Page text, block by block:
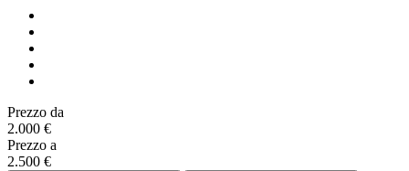
Prezzo da
2.000 €
Prezzo a
2.500 €